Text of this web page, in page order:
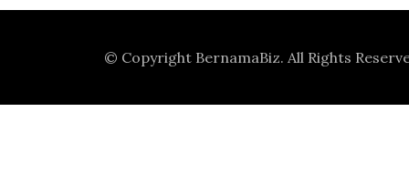
© Copyright BernamaBiz. All Rights